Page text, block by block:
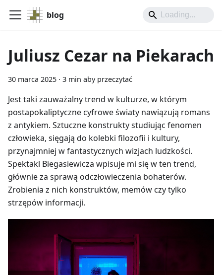
blog
Juliusz Cezar na Piekarach
30 marca 2025 · 3 min aby przeczytać
Jest taki zauważalny trend w kulturze, w którym
postapokaliptyczne cyfrowe światy nawiązują romans
z antykiem. Sztuczne konstrukty studiując fenomen
człowieka, sięgają do kolebki filozofii i kultury,
przynajmniej w fantastycznych wizjach ludzkości.
Spektakl Biegasiewicza wpisuje mi się w ten trend,
głównie za sprawą odczłowieczenia bohaterów.
Zrobienia z nich konstruktów, memów czy tylko
strzępów informacji.